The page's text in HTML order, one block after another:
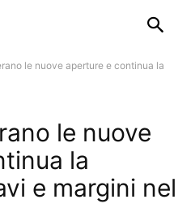
le nuove aperture e continua la
le nuove
la
e margini nel